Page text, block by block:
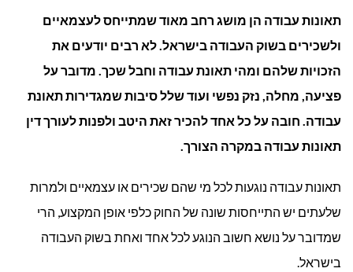
עבודה?תאונות עבודה הן מושג רחב מאוד שמתייחס לעצמאיים
ולשכירים בשוק העבודה בישראל. לא רבים יודעים את
הזכויות שלהם ומהי תאונת עבודה וחבל שכך. מדובר על
פציעה, מחלה, נזק נפשי ועוד שלל סיבות שמגדירות תאונת
עבודה. חובה על כל אחד להכיר זאת היטב ולפנות לעורך דין
תאונות עבודה במקרה הצורך.
תאונות עבודה נוגעות לכל מי שהם שכירים או עצמאיים ולמרות
שלעתים יש התייחסות שונה של החוק כלפי אופן המקצוע, הרי
שמדובר על נושא חשוב הנוגע לכל אחד ואחת בשוק העבודה
בישראל.